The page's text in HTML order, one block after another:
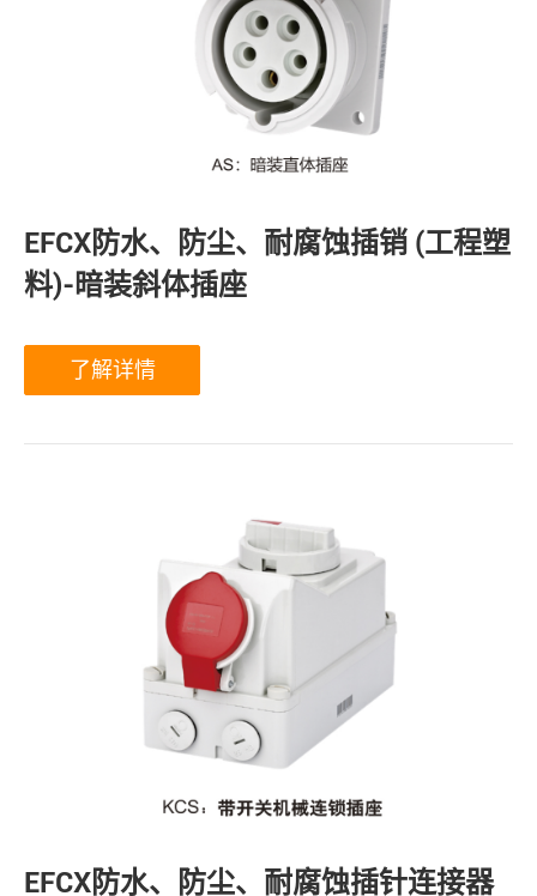
EFCX防水、防尘、耐腐蚀插销 (工程塑
料)-暗装斜体插座
了解详情
EFCX防水、防尘、耐腐蚀插针连接器